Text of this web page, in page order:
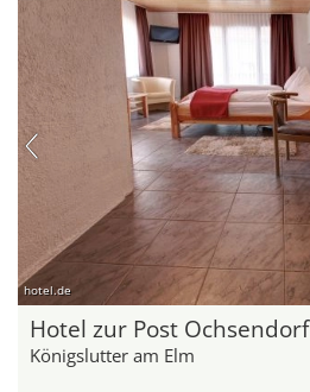
hotel.de
Hotel zur Post Ochsendorf
Königslutter am Elm